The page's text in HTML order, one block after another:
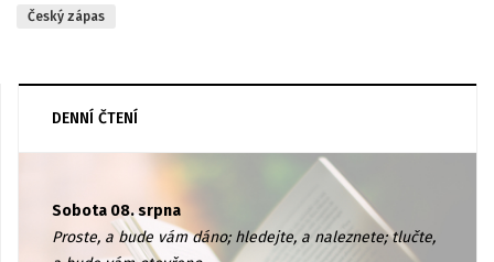
Český zápas
DENNÍ ČTENÍ
Sobota 08. srpna
Proste, a bude vám dáno; hledejte, a naleznete; tlučte,